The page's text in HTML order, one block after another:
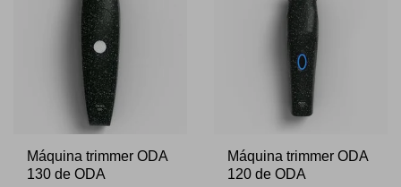
Máquina trimmer ODA
130 de ODA
Máquina trimmer ODA
120 de ODA